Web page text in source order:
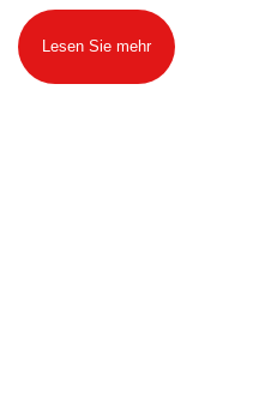
Lesen Sie mehr